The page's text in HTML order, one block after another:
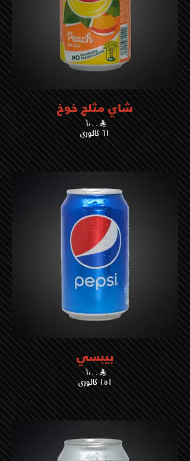
شاي مثلج خوخ
٦،٠٠
٦١ كالوري
بيبسي
٦،٠٠
١٥١ كالوري